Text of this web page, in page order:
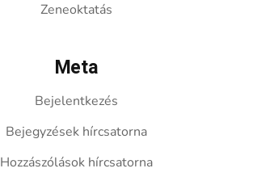
Zeneoktatás
Meta
Bejelentkezés
Bejegyzések hírcsatorna
Hozzászólások hírcsatorna